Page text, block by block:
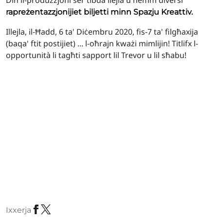
rapreżentazzjonijiet biljetti minn Spazju Kreattiv.
Illejla, il-Ħadd, 6 ta' Diċembru 2020, fis-7 ta' filgħaxija
(baqa' ftit postijiet) ... l-oħrajn kważi mimlijin! Titlifx l-
opportunità li tagħti sapport lil Trevor u lil sħabu!
Ixxerja